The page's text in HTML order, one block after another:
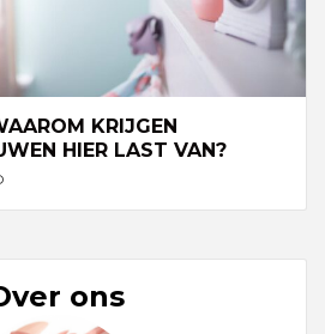
KRIJGEN
HIER LAST VAN?
ons